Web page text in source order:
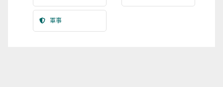
軍事